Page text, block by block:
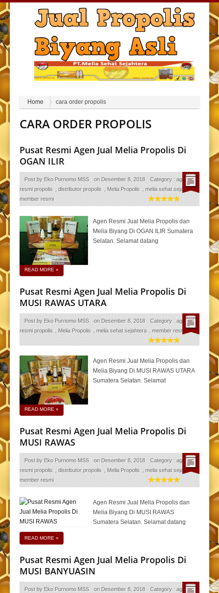
Home cara order propolis
CARA ORDER PROPOLIS
Pusat Resmi Agen Jual Melia Propolis Di
OGAN ILIR
Post byEko Purnomo MSS onDesember 8, 2018 Category :agen
resmi propolis ,distributor propolis ,Melia Propolis ,melia sehat sejahtera
member resmi
Agen Resmi Jual Melia Propolis dan
Melia Biyang Di OGAN ILIR Sumatera
Selatan. Selamat datang
READ MORE »
Pusat Resmi Agen Jual Melia Propolis Di
MUSI RAWAS UTARA
Post byEko Purnomo MSS onDesember 8, 2018 Category :agen
resmi propolis ,Melia Propolis ,melia sehat sejahtera ,member resmi
Agen Resmi Jual Melia Propolis dan
Melia Biyang Di MUSI RAWAS UTARA
Sumatera Selatan. Selamat
READ MORE »
Pusat Resmi Agen Jual Melia Propolis Di
MUSI RAWAS
Post byEko Purnomo MSS onDesember 8, 2018 Category :agen
resmi propolis ,distributor propolis ,Melia Propolis ,melia sehat sejahtera
member resmi
Agen Resmi Jual Melia Propolis dan
Melia Biyang Di MUSI RAWAS
Sumatera Selatan. Selamat datang
READ MORE »
Pusat Resmi Agen Jual Melia Propolis Di
MUSI BANYUASIN
Post byEko Purnomo MSS onDesember 8, 2018 Category :agen